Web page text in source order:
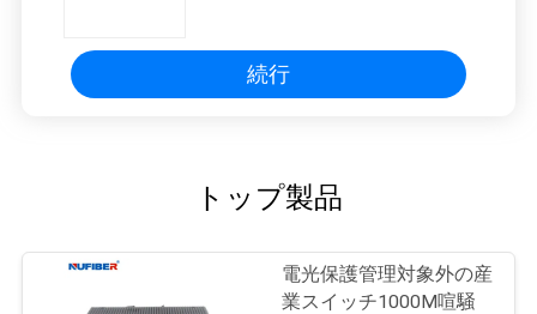
続行
トップ製品
電光保護管理対象外の産
業スイッチ1000M喧騒